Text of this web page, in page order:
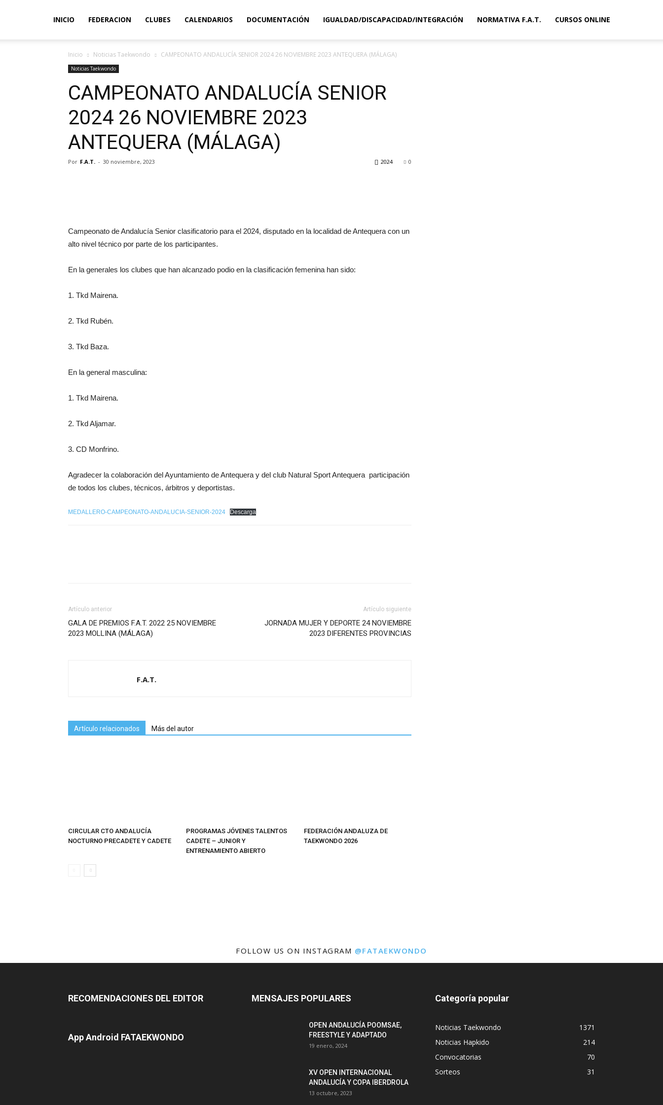
INICIO FEDERACION CLUBES CALENDARIOS DOCUMENTACIÓN IGUALDAD/DISCAPACIDAD/INTEGRACIÓN NORMATIVA F.A.T. CURSOS ONLINE
Inicio Noticias Taekwondo CAMPEONATO ANDALUCÍA SENIOR 2024 26 NOVIEMBRE 2023 ANTEQUERA (MÁLAGA)
Noticias Taekwondo
CAMPEONATO ANDALUCÍA SENIOR
2024 26 NOVIEMBRE 2023
ANTEQUERA (MÁLAGA)
Por F.A.T. - 30 noviembre, 2023 0
2024
Campeonato de Andalucía Senior clasificatorio para el 2024, disputado en la localidad de Antequera con un
alto nivel técnico por parte de los participantes.
En la generales los clubes que han alcanzado podio en la clasificación femenina han sido:
1. Tkd Mairena.
2. Tkd Rubén.
3. Tkd Baza.
En la general masculina:
1. Tkd Mairena.
2. Tkd Aljamar.
3. CD Monfrino.
Agradecer la colaboración del Ayuntamiento de Antequera y del club Natural Sport Antequera participación
de todos los clubes, técnicos, árbitros y deportistas.
MEDALLERO-CAMPEONATO-ANDALUCIA-SENIOR-2024 Descarga
Artículo anterior
GALA DE PREMIOS F.A.T. 2022 25 NOVIEMBRE
2023 MOLLINA (MÁLAGA)
Artículo siguiente
JORNADA MUJER Y DEPORTE 24 NOVIEMBRE
2023 DIFERENTES PROVINCIAS
F.A.T.
Artículo relacionados Más del autor
CIRCULAR CTO ANDALUCÍA
NOCTURNO PRECADETE Y CADETE
PROGRAMAS JÓVENES TALENTOS
CADETE – JUNIOR Y
ENTRENAMIENTO ABIERTO
FEDERACIÓN ANDALUZA DE
TAEKWONDO 2026
FOLLOW US ON INSTAGRAM @FATAEKWONDO
RECOMENDACIONES DEL EDITOR
App Android FATAEKWONDO
MENSAJES POPULARES
OPEN ANDALUCÍA POOMSAE,
FREESTYLE Y ADAPTADO
19 enero, 2024
XV OPEN INTERNACIONAL
ANDALUCÍA Y COPA IBERDROLA
13 octubre, 2023
Categoría popular
Noticias Taekwondo
1371
Noticias Hapkido
214
Convocatorias
70
Sorteos
31